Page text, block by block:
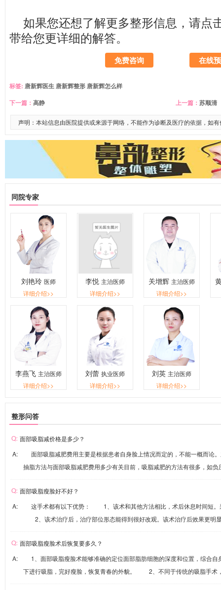
如果您还想了解更多整形信息，请点
带给您更详细的解答。
免费咨询 在线
标签: 唐新辉医生 唐新辉整形 唐新辉怎么样
下一篇： 高静 上一篇： 苏顺清
声明：本站信息由医院提供或来源于网络，不能作为诊断及医疗的依据，如
同院专家
刘艳玲 医师
详细介绍>>
李悦 主治医师
详细介绍>>
关增辉 主治医师
详细介绍>>
李燕飞 主治医师
详细介绍>>
刘蕾 执业医师
详细介绍>>
刘英 主治医师
详细介绍>>
整形问答
面部吸脂减价格是多少？
A: 面部吸脂减肥费用主要是根据患者自身脸上情况而定的，不能一概而
抽脂方法与面部吸脂减肥费用多少有关目前，吸脂减肥的方法有很多，如负
面部吸脂瘦脸好不好？
A: 这手术都有以下优势： 1、该术和其他方法相比，术后休息时间短。
2、该术治疗后，治疗部位形态能得到很好改观。该术治疗后效果更明
面部吸脂瘦脸术后恢复要多久？
A: 1、面部吸脂瘦脸术能够准确的定位面部脂肪细胞的深度和位置，综合自
下进行吸脂，完好瘦脸，恢复青春的外貌。 2、不同于传统的吸脂手术